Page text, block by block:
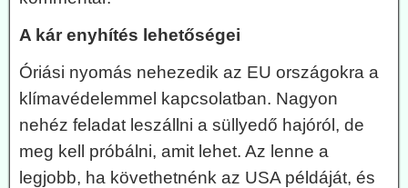
A kár enyhítés lehetőségei
Óriási nyomás nehezedik az EU országokra a
klímavédelemmel kapcsolatban. Nagyon
nehéz feladat leszállni a süllyedő hajóról, de
meg kell próbálni, amit lehet. Az lenne a
legjobb, ha követhetnénk az USA példáját, és